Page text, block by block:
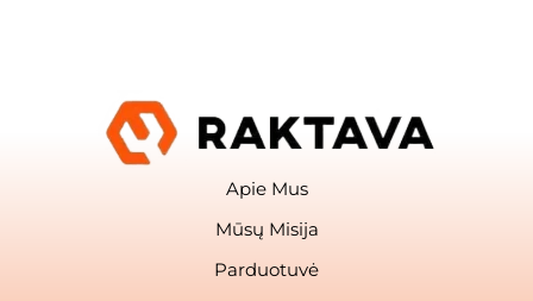
Apie Mus
Mūsų Misija
Parduotuvė